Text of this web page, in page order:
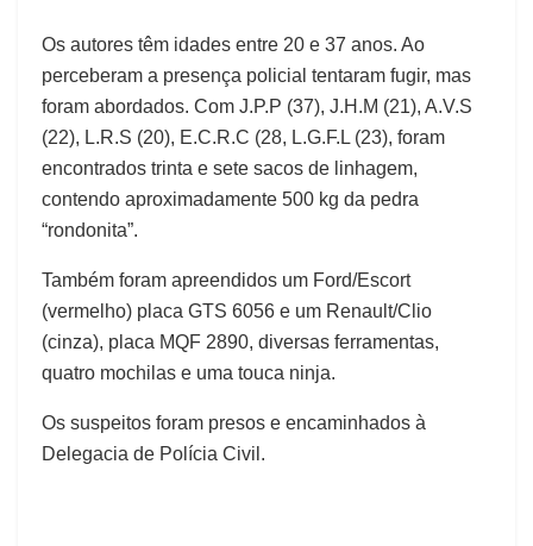
Os autores têm idades entre 20 e 37 anos. Ao
perceberam a presença policial tentaram fugir, mas
foram abordados. Com J.P.P (37), J.H.M (21), A.V.S
(22), L.R.S (20), E.C.R.C (28, L.G.F.L (23), foram
encontrados trinta e sete sacos de linhagem,
contendo aproximadamente 500 kg da pedra
“rondonita”.
Também foram apreendidos um Ford/Escort
(vermelho) placa GTS 6056 e um Renault/Clio
(cinza), placa MQF 2890, diversas ferramentas,
quatro mochilas e uma touca ninja.
Os suspeitos foram presos e encaminhados à
Delegacia de Polícia Civil.